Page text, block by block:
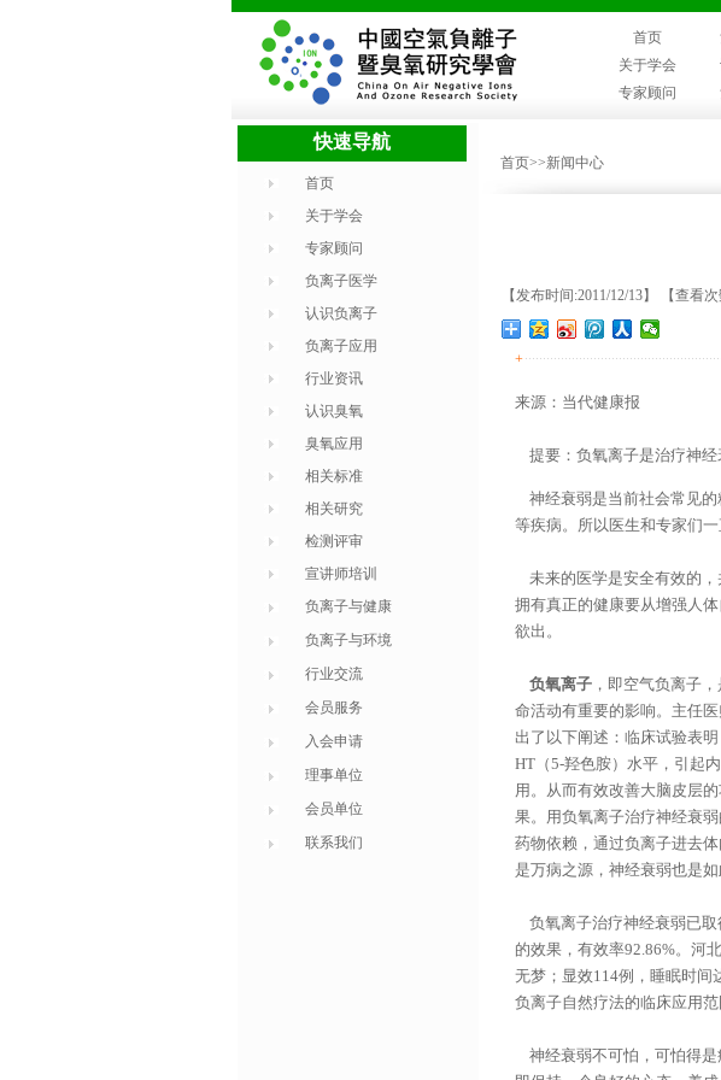
首页
关于学会
专家顾问
快速导航
首页
关于学会
专家顾问
负离子医学
认识负离子
负离子应用
行业资讯
认识臭氧
臭氧应用
相关标准
相关研究
检测评审
宣讲师培训
负离子与健康
负离子与环境
行业交流
会员服务
入会申请
理事单位
会员单位
联系我们
首页>>新闻中心
【发布时间:2011/12/13】 【查看次
+
来源：当代健康报
提要：负氧离子是治疗神经
神经衰弱是当前社会常见的
等疾病。所以医生和专家们
未来的医学是安全有效的，
拥有真正的健康要从增强人
欲出。
负氧离子 ，即空气负离子
命活动有重要的影响。主任
出了以下阐述：临床试验表
HT（5-羟色胺）水平，引起
用。从而有效改善大脑皮层
果。用负氧离子治疗神经衰
药物依赖，通过负离子进去
是万病之源，神经衰弱也是
负氧离子治疗神经衰弱已取
的效果，有效率92.86%。河
无梦；显效114例，睡眠时间
负离子自然疗法的临床应用
神经衰弱不可怕，可怕得是